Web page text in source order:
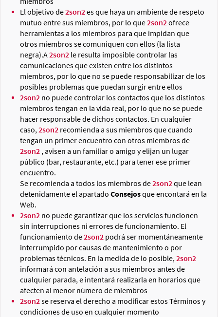
El objetivo de2son2 es que haya un ambiente de respeto
mutuo entre sus miembros, por lo que2son2 ofrece
herramientas a los miembros para que impidan que
otros miembros se comuniquen con ellos (la lista
negra).A2son2 le resulta imposible controlar las
comunicaciones que existen entre los distintos
miembros, por lo que no se puede responsabilizar de los
posibles problemas que puedan surgir entre ellos
2son2 no puede controlar los contactos que los distintos
miembros tengan en la vida real, por lo que no se puede
hacer responsable de dichos contactos. En cualquier
caso, 2son2 recomienda a sus miembros que cuando
tengan un primer encuentro con otros miembros de
2son2 , avisen a un familiar o amigo y elijan un lugar
público (bar, restaurante, etc.) para tener ese primer
encuentro.
Se recomienda a todos los miembros de2son2 que lean
detenidamente el apartado Consejosque encontará en la
Web.
2son2 no puede garantizar que los servicios funcionen
sin interrupciones ni errores de funcionamiento. El
funcionamiento de2son2 podrá ser momentáneamente
interrumpido por causas de mantenimiento o por
problemas técnicos. En la medida de lo posible, 2son2
informará con antelación a sus miembros antes de
cualquier parada, e intentará realizarla en horarios que
afecten al menor número de miembros
2son2 se reserva el derecho a modificar estos Términos y
condiciones de uso en cualquier momento